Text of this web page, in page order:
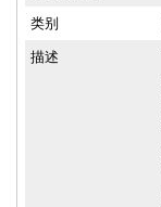
类别
描述